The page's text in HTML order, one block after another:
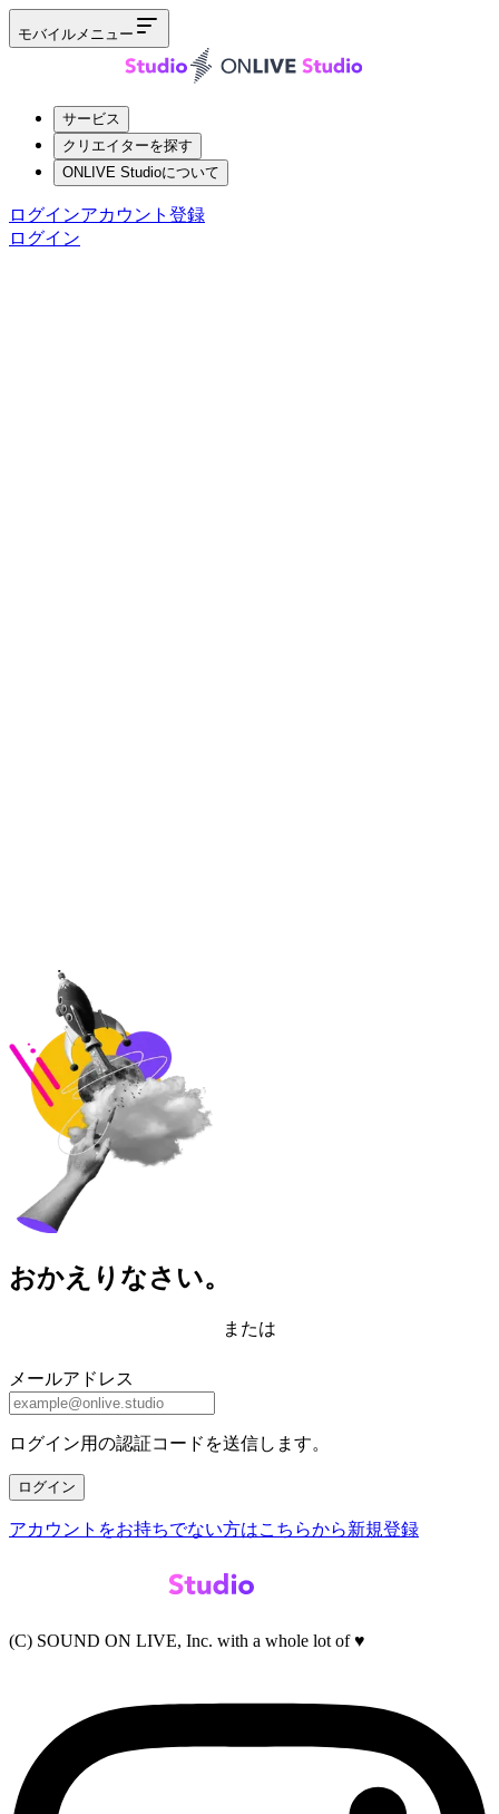
モバイルメニュー
サービス
クリエイターを探す
ONLIVE Studioについて
ログインアカウント登録
ログイン
おかえりなさい。
または
メールアドレス
ログイン用の認証コードを送信します。
ログイン
アカウントをお持ちでない方はこちらから新規登録
(C) SOUND ON LIVE, Inc. with a whole lot of ♥